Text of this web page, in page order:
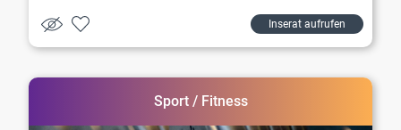
Inserat aufrufen
Sport / Fitness